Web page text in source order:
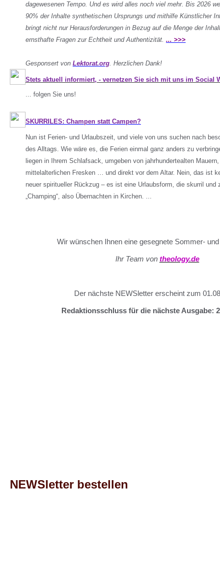
dagewesenen Tempo. Und es wird alles noch viel mehr. Bis 2026
90% der Inhalte synthetischen Ursprungs und mithilfe Künstlicher
bringt nicht nur Herausforderungen in Bezug auf die Menge der
ernsthafte Fragen zur Echtheit und Authentizität. ... >>>
Gesponsert von Lektorat.org. Herzlichen Dank!
Stets aktuell informiert, - vernetzen Sie sich mit uns im Social
... folgen Sie uns!
SKURRILES: Champen statt Campen?
Nun ist Ferien- und Urlaubszeit, und viele von uns suchen nach
des Alltags. Wie wäre es, die Ferien einmal ganz anders zu
liegen in Ihrem Schlafsack, umgeben von jahrhundertealten
mittelalterlichen Fresken … und direkt vor dem Altar. Nein, das ist
neuer spiritueller Rückzug – es ist eine Urlaubsform, die skurril und
„Champing“, also Übernachten in Kirchen. ...
Wir wünschen Ihnen eine gesegnete Sommer-
Ihr Team von theology.de
Der nächste NEWSletter erscheint zum
Redaktionsschluss für die nächste Ausgabe:
NEWSletter bestellen